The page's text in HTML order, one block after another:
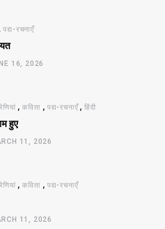
पद्य-रचनाएँ
16, 2026
,कविता , पद्य-रचनाएँ,हिंदी
हुए
11, 2026
,कविता , पद्य-रचनाएँ
11, 2026